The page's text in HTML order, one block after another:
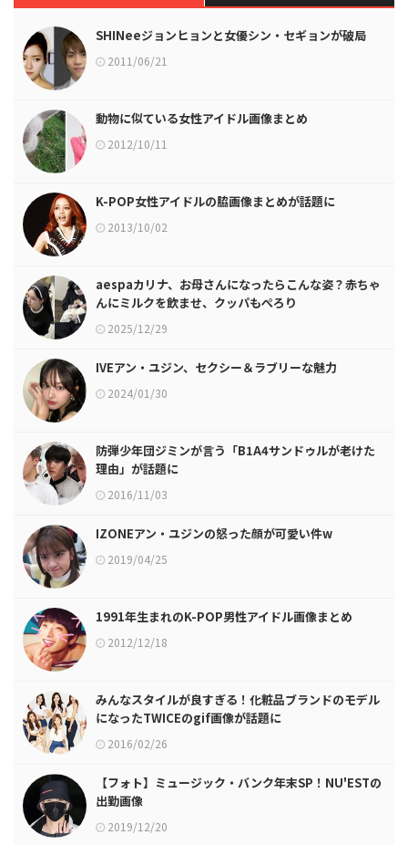
SHINeeジョンヒョンと女優シン・セギョンが破局
2011/06/21
動物に似ている女性アイドル画像まとめ
2012/10/11
K-POP女性アイドルの脇画像まとめが話題に
2013/10/02
aespaカリナ、お母さんになったらこんな姿？赤ちゃ
んにミルクを飲ませ、クッパもぺろり
2025/12/29
IVEアン・ユジン、セクシー＆ラブリーな魅力
2024/01/30
防弾少年団ジミンが言う「B1A4サンドゥルが老けた
理由」が話題に
2016/11/03
IZONEアン・ユジンの怒った顔が可愛い件w
2019/04/25
1991年生まれのK-POP男性アイドル画像まとめ
2012/12/18
みんなスタイルが良すぎる！化粧品ブランドのモデル
になったTWICEのgif画像が話題に
2016/02/26
【フォト】ミュージック・バンク年末SP！NU'ESTの
出勤画像
2019/12/20